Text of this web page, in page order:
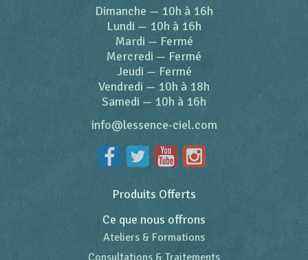
Dimanche — 10h à 16h
Lundi — 10h à 16h
Mardi — Fermé
Mercredi — Fermé
Jeudi — Fermé
Vendredi — 10h à 18h
Samedi — 10h à 16h
info@lessence-ciel.com
Produits Offerts
Ce que nous offrons
Ateliers & Formations